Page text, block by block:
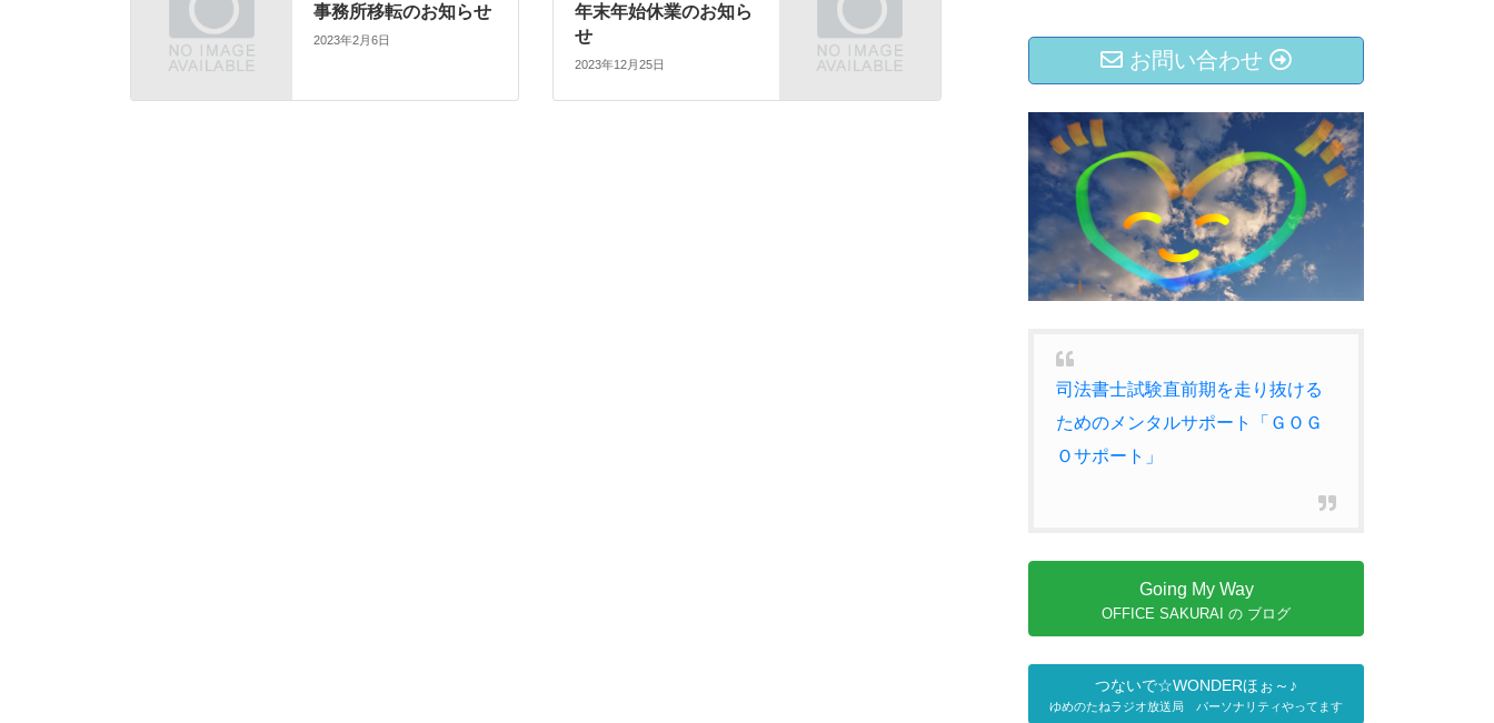
事務所移転のお知らせ
2023年2月6日
年末年始休業のお知ら
せ
2023年12月25日 お問い合わせ
司法書士試験直前期を走り抜ける
ためのメンタルサポート「ＧＯＧ
Ｏサポート」
Going My Way
OFFICE SAKURAI の ブログ
つないで☆WONDERほぉ～♪
ゆめのたねラジオ放送局 パーソナリティやってます